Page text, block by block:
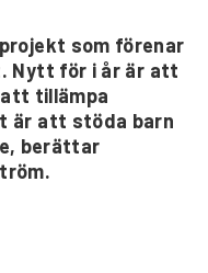
som förenar
Nytt för i år är att
tillämpa
är att stöda barn
berättar